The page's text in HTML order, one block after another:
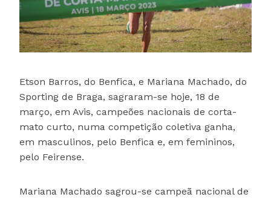
Etson Barros, do Benfica, e Mariana Machado, do
Sporting de Braga, sagraram-se hoje, 18 de
março, em Avis, campeões nacionais de corta-
mato curto, numa competição coletiva ganha,
em masculinos, pelo Benfica e, em femininos,
pelo Feirense.
Mariana Machado sagrou-se campeã nacional de